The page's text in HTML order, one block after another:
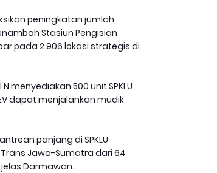
peningkatan jumlah
Stasiun Pengisian
pada 2.906 lokasi strategis di
menyediakan 500 unit SPKLU
dapat menjalankan mudik
panjang di SPKLU
Trans Jawa-Sumatra dari 64
Darmawan.